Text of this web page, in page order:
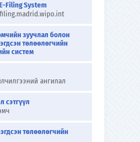
Filing System
зуучлал болон
төлөөлөгчийн
систем
ангилал
сэтгүүл
төлөөлөгчийн